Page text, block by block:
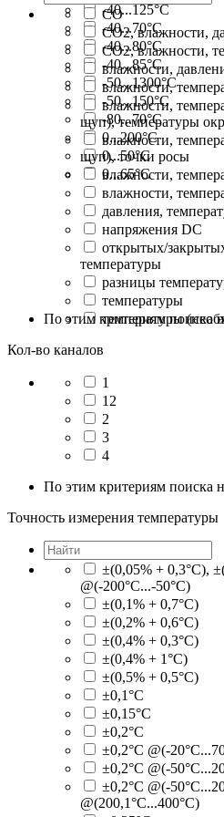
-40...125°C
-40...70°C
-40...80°C
-40...85°C
-50...1300°C
-50...150°C
-80...70°C
0...200°C
0...50°C
0...65°C
CO
CO2, влажности,
CO2, влажности,
влажности,
влажности,
влажности,
щуп), температуры
влажности,
щуп), точки росы
влажности,
влажности,
давления,
напряжения DC
открытых/
температуры
разницы
температуры
температуры
По этим критериям поиска
Кол-во каналов
1
12
2
3
4
По этим критериям поиска
Точность измерения температуры
±(0,05% + 0,3°C),
@(-200°C...-50°C)
±(0,1% + 0,7°C)
±(0,2% + 0,6°C)
±(0,4% + 0,3°C)
±(0,4% + 1°C)
±(0,5% + 0,5°C)
±0,1°C
±0,15°C
±0,2°C
±0,2°C @(-
±0,2°C @(-
±0,2°C @(-
@(200,1°C...400°C)